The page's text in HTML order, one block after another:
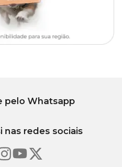
pelo Whatsapp
nas redes sociais